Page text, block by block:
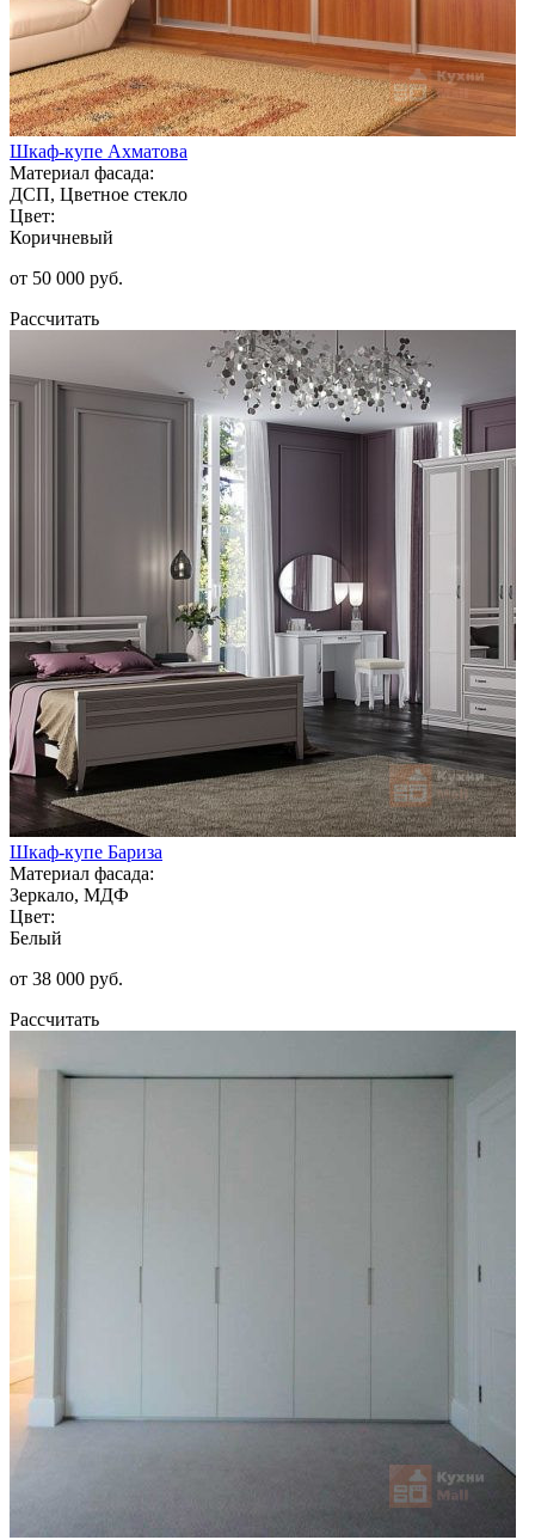
Шкаф-купе Ахматова
Материал фасада:
ДСП, Цветное стекло
Цвет:
Коричневый
от 50 000 руб.
Рассчитать
Шкаф-купе Бариза
Материал фасада:
Зеркало, МДФ
Цвет:
Белый
от 38 000 руб.
Рассчитать